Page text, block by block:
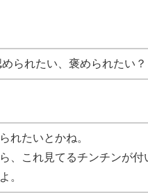
められたい、褒められたい？
れたいとかね。
、これ見てるチンチンが付
。